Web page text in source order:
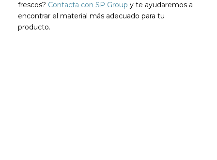
frescos? Contacta con SP Groupy te ayudaremos a
encontrar el material más adecuado para tu
producto.